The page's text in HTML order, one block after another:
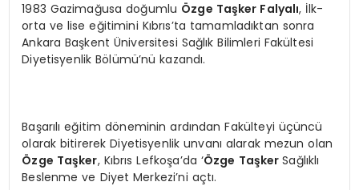
1983 Gazimağusa doğumlu Özge Taşker Falyalı, İlk-
orta ve lise eğitimini Kıbrıs’ta tamamladıktan sonra
Ankara Başkent Üniversitesi Sağlık Bilimleri Fakültesi
Diyetisyenlik Bölümü’nü kazandı.
Başarılı eğitim döneminin ardından Fakülteyi üçüncü
olarak bitirerek Diyetisyenlik unvanı alarak mezun olan
Özge Taşker, Kıbrıs Lefkoşa’da ‘Özge TaşkerSağlıklı
Beslenme ve Diyet Merkezi’ni açtı.